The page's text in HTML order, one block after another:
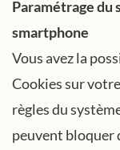
Paramétrage du
smartphone
Vous avez la
Cookies sur
règles du
peuvent bloquer